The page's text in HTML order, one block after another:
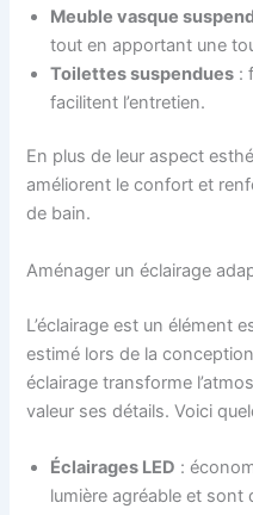
Meuble vasque
tout en apportant une
Toilettes suspendues :
facilitent l’entretien.
En plus de leur aspect
améliorent le confort et
de bain.
Aménager un éclairage
L’éclairage est un élément
estimé lors de la
éclairage transforme
valeur ses détails. Voici
Éclairages LED :
lumière agréable et